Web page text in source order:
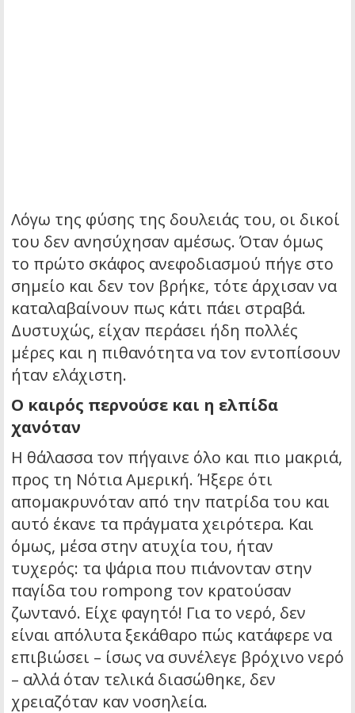
Λόγω της φύσης της δουλειάς του, οι δικοί
του δεν ανησύχησαν αμέσως. Όταν όμως
το πρώτο σκάφος ανεφοδιασμού πήγε στο
σημείο και δεν τον βρήκε, τότε άρχισαν να
καταλαβαίνουν πως κάτι πάει στραβά.
Δυστυχώς, είχαν περάσει ήδη πολλές
μέρες και η πιθανότητα να τον εντοπίσουν
ήταν ελάχιστη.
Ο καιρός περνούσε και η ελπίδα
χανόταν
Η θάλασσα τον πήγαινε όλο και πιο μακριά,
προς τη Νότια Αμερική. Ήξερε ότι
απομακρυνόταν από την πατρίδα του και
αυτό έκανε τα πράγματα χειρότερα. Και
όμως, μέσα στην ατυχία του, ήταν
τυχερός: τα ψάρια που πιάνονταν στην
παγίδα του rompong τον κρατούσαν
ζωντανό. Είχε φαγητό! Για το νερό, δεν
είναι απόλυτα ξεκάθαρο πώς κατάφερε να
επιβιώσει – ίσως να συνέλεγε βρόχινο νερό
– αλλά όταν τελικά διασώθηκε, δεν
χρειαζόταν καν νοσηλεία.